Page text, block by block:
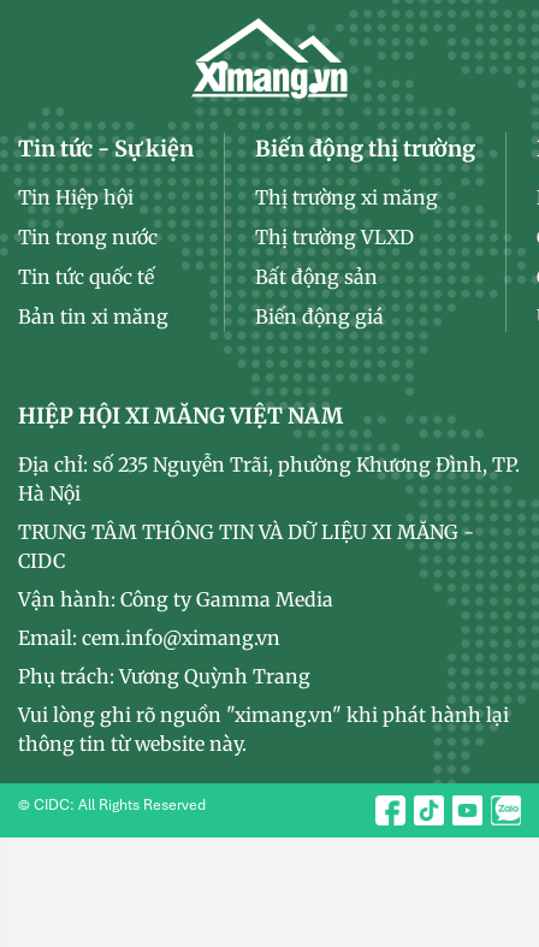
Tin tức - Sự kiện
Tin Hiệp hội
Tin trong nước
Tin tức quốc tế
Bản tin xi măng
Biến động thị trường
Thị trường xi măng
Thị trường VLXD
Bất động sản
Biến động giá
HIỆP HỘI XI MĂNG VIỆT NAM
Địa chỉ: số 235 Nguyễn Trãi, phường Khương Đình, TP.
Hà Nội
TRUNG TÂM THÔNG TIN VÀ DỮ LIỆU XI MĂNG -
CIDC
Vận hành: Công ty Gamma Media
Email: cem.info@ximang.vn
Phụ trách: Vương Quỳnh Trang
Vui lòng ghi rõ nguồn "ximang.vn" khi phát hành lại
thông tin từ website này.
© CIDC: All Rights Reserved